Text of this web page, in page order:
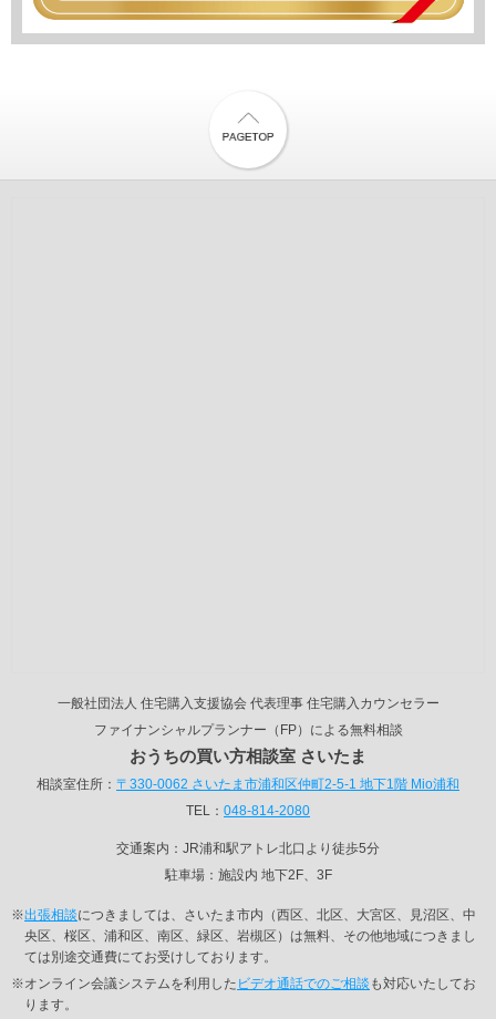
一般社団法人 住宅購入支援協会 代表理事 住宅購入カウンセラー
ファイナンシャルプランナー（FP）による無料相談
おうちの買い方相談室 さいたま
相談室住所： 〒330-0062 さいたま市浦和区仲町2-5-1 地下1階 Mio浦和
TEL： 048-814-2080
交通案内：JR浦和駅アトレ北口より徒歩5分
駐車場：施設内 地下2F、3F
※出張相談につきましては、さいたま市内（西区、北区、大宮区、見沼区、中
央区、桜区、浦和区、南区、緑区、岩槻区）は無料、その他地域につきまし
ては別途交通費にてお受けしております。
※オンライン会議システムを利用した ビデオ通話でのご相談 も対応いたしてお
ります。